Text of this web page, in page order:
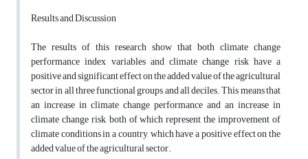
Results and Discussion
The results of this research show that both climate change
performance index variables and climate change risk have a
positive and significant effect on the added value of the agricultural
sector in all three functional groups and all deciles. This means that
an increase in climate change performance and an increase in
climate change risk, both of which represent the improvement of
climate conditions in a country, which have a positive effect on the
added value of the agricultural sector.